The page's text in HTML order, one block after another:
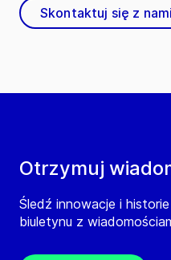
Otrzymuj
Śledź innowacje i
biuletynu z
Skontaktuj się z nami